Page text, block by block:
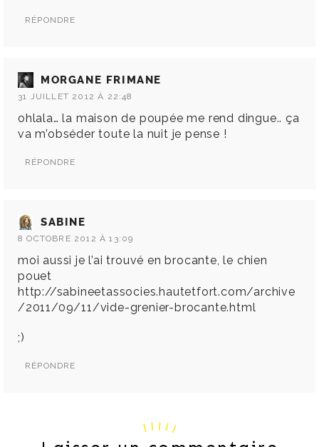
RÉPONDRE
MORGANE FRIMANE
31 JUILLET 2012 À 22:48
ohlala… la maison de poupée me rend dingue.. ça
va m’obséder toute la nuit je pense !
RÉPONDRE
SABINE
8 OCTOBRE 2012 À 13:09
moi aussi je l’ai trouvé en brocante, le chien
pouet
http://sabineetassocies.hautetfort.com/archive
/2011/09/11/vide-grenier-brocante.html
;)
RÉPONDRE